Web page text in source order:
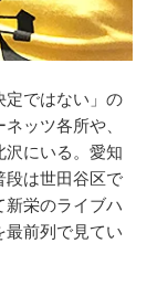
定ではない」の
ッツ各所や、
沢にいる。愛知
段は世田谷区で
新栄のライブハ
最前列で見てい